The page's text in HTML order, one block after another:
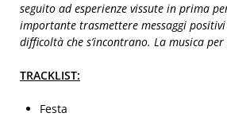
seguito ad esperienze vissute in prima
importante trasmettere messaggi
difficoltà che s’incontrano. La musica per
TRACKLIST:
Festa